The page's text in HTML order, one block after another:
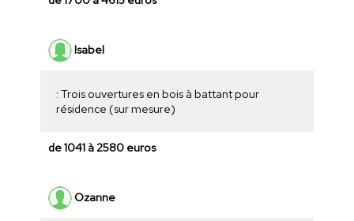
Isabel
: Trois ouvertures en bois à battant pour
résidence (sur mesure)
de 1041 à 2580 euros
Ozanne